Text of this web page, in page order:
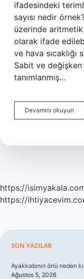
ifadesindeki
sayısı nedir
üzerinde aritmetik
olarak ifade
ve hava sıcaklığı
Sabit ve
tanımlanmış…
Devamını okuyun
Sınıf
https://
https://
Sidebar
SON YAZILAR
Ayakkabının önü neden
Ağustos 5, 2026